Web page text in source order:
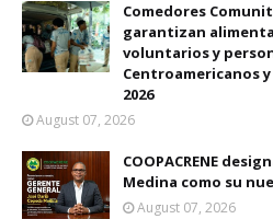
Comedores
garantizan
voluntarios y
Centroamericanos
2026
August 07, 2026
COOPACRENE
Medina como su
August 07, 2026